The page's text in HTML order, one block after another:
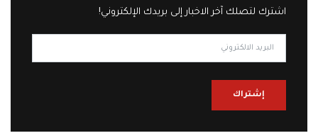
اشترك لتصلك آخر الاخبار إلى بريدك الإلكتروني!
إشتراك